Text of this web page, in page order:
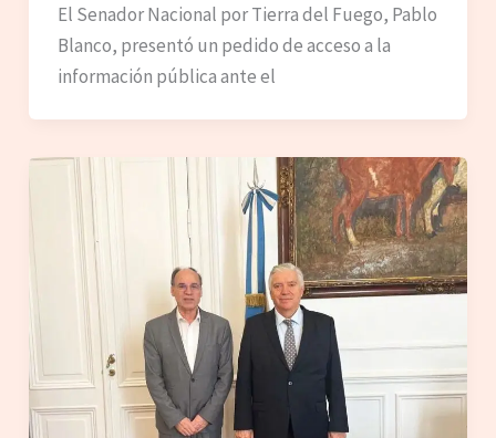
El Senador Nacional por Tierra del Fuego, Pablo
Blanco, presentó un pedido de acceso a la
información pública ante el